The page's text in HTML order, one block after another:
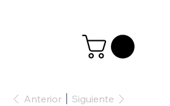
Anterior Siguiente